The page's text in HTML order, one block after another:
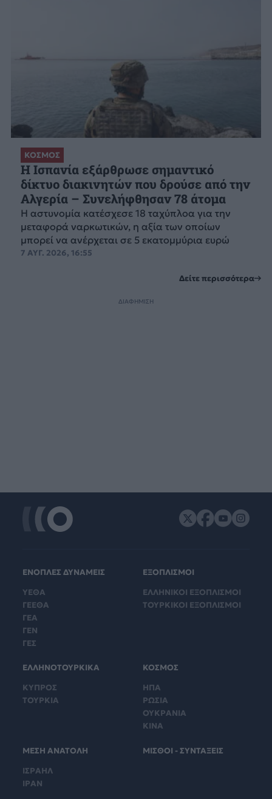
ΚΟΣΜΟΣ
Η Ισπανία εξάρθρωσε σημαντικό
δίκτυο διακινητών που δρούσε από την
Αλγερία – Συνελήφθησαν 78 άτομα
Η αστυνομία κατέσχεσε 18 ταχύπλοα για την
μεταφορά ναρκωτικών, η αξία των οποίων
μπορεί να ανέρχεται σε 5 εκατομμύρια ευρώ
7 ΑΥΓ. 2026, 16:55
Δείτε περισσότερα
ΔΙΑΦΗΜΙΣΗ
ΕΝΟΠΛΕΣ ΔΥΝΑΜΕΙΣ
ΥΕΘΑ
ΓΕΕΘΑ
ΓΕΑ
ΓΕΝ
ΓΕΣ
ΕΞΟΠΛΙΣΜΟΙ
ΕΛΛΗΝΙΚΟΙ ΕΞΟΠΛΙΣΜΟΙ
ΤΟΥΡΚΙΚΟΙ ΕΞΟΠΛΙΣΜΟΙ
ΕΛΛΗΝΟΤΟΥΡΚΙΚΑ
ΚΥΠΡΟΣ
ΤΟΥΡΚΙΑ
ΚΟΣΜΟΣ
ΗΠΑ
ΡΩΣΙΑ
ΟΥΚΡΑΝΙΑ
ΚΙΝΑ
ΜΕΣΗ ΑΝΑΤΟΛΗ
ΙΣΡΑΗΛ
ΙΡΑΝ
ΜΙΣΘΟΙ - ΣΥΝΤΑΞΕΙΣ